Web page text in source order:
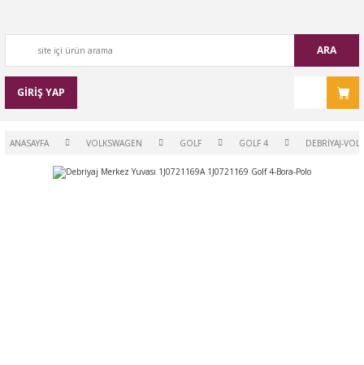
ARA
GİRİŞ YAP
ANASAYFA VOLKSWAGEN GOLF GOLF 4 DEBRİYAJ-